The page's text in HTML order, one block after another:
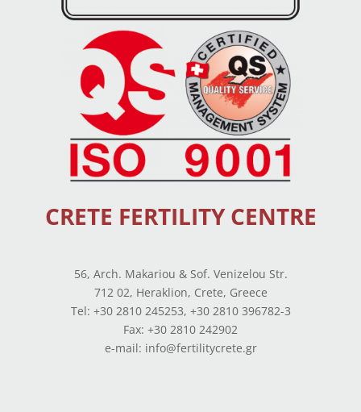
CRETE FERTILITY CENTRE
56, Arch. Makariou & Sof. Venizelou Str.
712 02, Heraklion, Crete, Greece
Tel: +30 2810 245253, +30 2810 396782-3
Fax: +30 2810 242902
e-mail: info@fertilitycrete.gr